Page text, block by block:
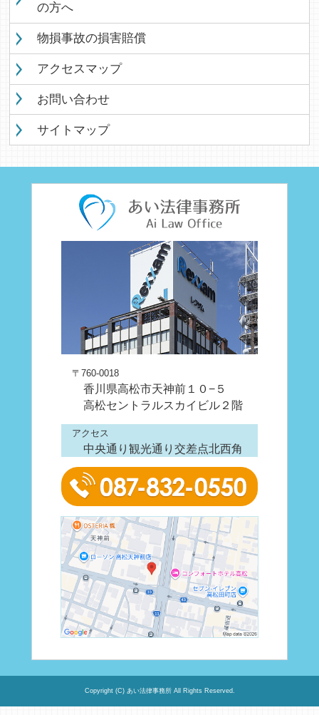
の方へ
物損事故の損害賠償
アクセスマップ
お問い合わせ
サイトマップ
〒760-0018
香川県高松市天神前１０−５
高松セントラルスカイビル２階
アクセス
中央通り観光通り交差点北西角
Copyright (C) あい法律事務所 All Rights Reserved.